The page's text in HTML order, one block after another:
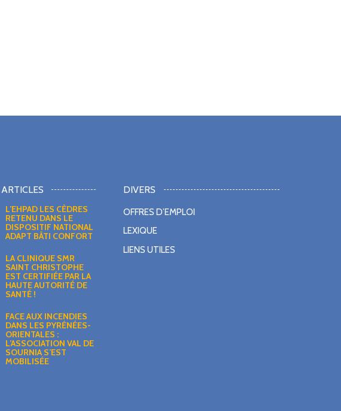
L’EHPAD LES CÈDRES
RETENU DANS LE
DISPOSITIF NATIONAL
ADAPT BÂTI CONFORT
LA CLINIQUE SMR
SAINT CHRISTOPHE
EST CERTIFIÉE PAR LA
HAUTE AUTORITÉ DE
SANTÉ !
FACE AUX INCENDIES
DANS LES PYRÉNÉES-
ORIENTALES :
L’ASSOCIATION VAL DE
SOURNIA S’EST
MOBILISÉE
DIVERS
OFFRES D’EMPLOI
LEXIQUE
LIENS UTILES